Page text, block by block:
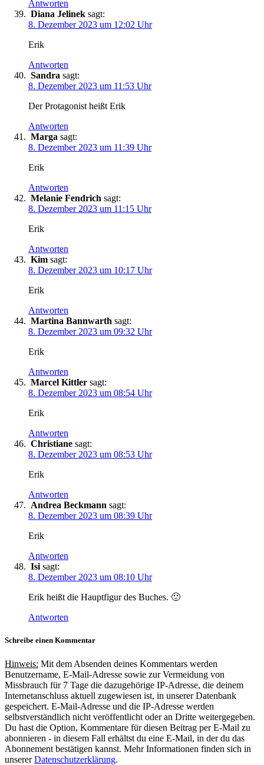
Antworten
Diana Jelinek sagt:
8. Dezember 2023 um 12:02 Uhr
Erik
Antworten
Sandra sagt:
8. Dezember 2023 um 11:53 Uhr
Der Protagonist heißt Erik
Antworten
Marga sagt:
8. Dezember 2023 um 11:39 Uhr
Erik
Antworten
Melanie Fendrich sagt:
8. Dezember 2023 um 11:15 Uhr
Erik
Antworten
Kim sagt:
8. Dezember 2023 um 10:17 Uhr
Erik
Antworten
Martina Bannwarth sagt:
8. Dezember 2023 um 09:32 Uhr
Erik
Antworten
Marcel Kittler sagt:
8. Dezember 2023 um 08:54 Uhr
Erik
Antworten
Christiane sagt:
8. Dezember 2023 um 08:53 Uhr
Erik
Antworten
Andrea Beckmann sagt:
8. Dezember 2023 um 08:39 Uhr
Erik
Antworten
Isi sagt:
8. Dezember 2023 um 08:10 Uhr
Erik heißt die Hauptfigur des Buches. 🙂
Antworten
Schreibe einen Kommentar
Hinweis: Mit dem Absenden deines Kommentars werden
Benutzername, E-Mail-Adresse sowie zur Vermeidung von
Missbrauch für 7 Tage die dazugehörige IP-Adresse, die deinem
Internetanschluss aktuell zugewiesen ist, in unserer Datenbank
gespeichert. E-Mail-Adresse und die IP-Adresse werden
selbstverständlich nicht veröffentlicht oder an Dritte weitergegeben.
Du hast die Option, Kommentare für diesen Beitrag per E-Mail zu
abonnieren - in diesem Fall erhältst du eine E-Mail, in der du das
Abonnement bestätigen kannst. Mehr Informationen finden sich in
unsererDatenschutzerklärung.